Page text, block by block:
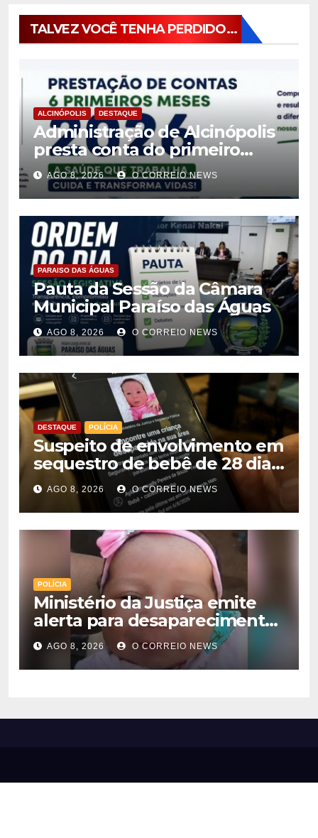
TALVEZ VOCÊ TENHA PERDIDO...
ALCINÓPOLIS DESTAQUE
Administração de Alcinópolis
presta conta do primeiro
semestre de 2026
AGO 8, 2026 O CORREIO NEWS
PARAISO DAS ÁGUAS
Pauta da Sessão da Câmara
Municipal Paraíso das Águas
AGO 8, 2026 O CORREIO NEWS
DESTAQUE POLÍCIA
Suspeito de envolvimento em
sequestro de bebê de 28 dias
é preso na Capital
AGO 8, 2026 O CORREIO NEWS
POLÍCIA
Ministério da Justiça emite
alerta para desaparecimento
de bebê de 28 dias em MS;
polícia apura suposto
sequestro
AGO 8, 2026 O CORREIO NEWS